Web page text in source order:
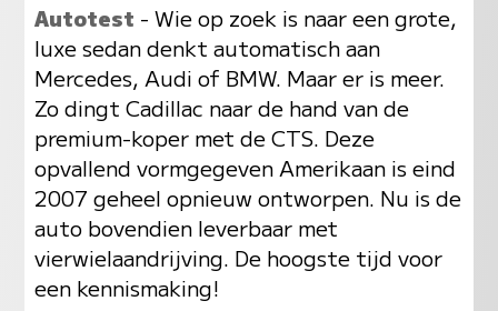
Autotest - Wie op zoek is naar een grote,
luxe sedan denkt automatisch aan
Mercedes, Audi of BMW. Maar er is meer.
Zo dingt Cadillac naar de hand van de
premium-koper met de CTS. Deze
opvallend vormgegeven Amerikaan is eind
2007 geheel opnieuw ontworpen. Nu is de
auto bovendien leverbaar met
vierwielaandrijving. De hoogste tijd voor
een kennismaking!